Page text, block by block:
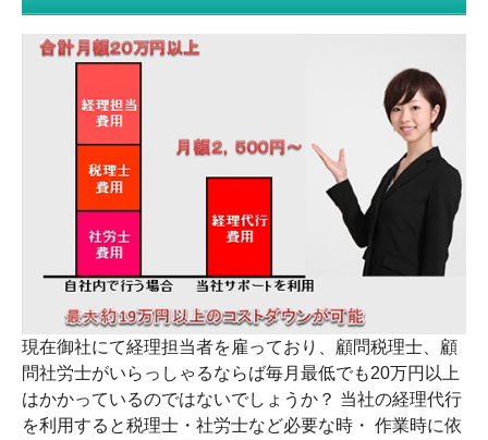
現在御社にて経理担当者を雇っており、顧問税理士、顧
問社労士がいらっしゃるならば毎月最低でも20万円以上
はかかっているのではないでしょうか？ 当社の経理代行
を利用すると税理士・社労士など必要な時・ 作業時に依